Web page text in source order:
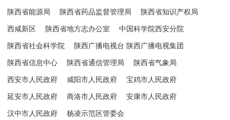
陕西省能源局 陕西省药品监督管理局 陕西省知识产权局
西咸新区 陕西省地方志办公室 中国科学院西安分院
陕西省社会科学院 陕西广播电视台 陕西广播电视集团
陕西省信息中心 陕西省通信管理局 陕西省气象局
西安市人民政府 咸阳市人民政府 宝鸡市人民政府
延安市人民政府 商洛市人民政府 安康市人民政府
汉中市人民政府 杨凌示范区管委会